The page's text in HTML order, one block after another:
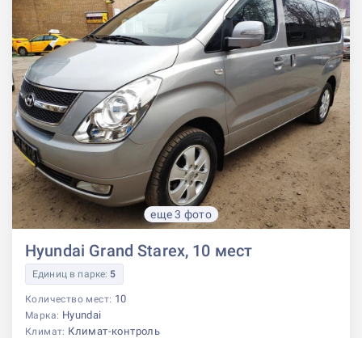
еще 3 фото
Hyundai Grand Starex, 10 мест
Единиц в парке: 5
Количество мест: 10
Марка: Hyundai
Климат: Климат-контроль